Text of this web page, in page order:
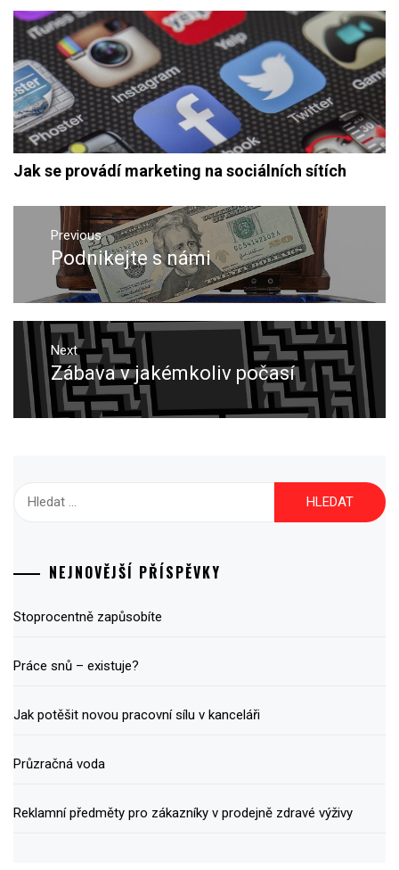
Jak se provádí marketing na sociálních sítích
Navigace
příspěvek
Previous
Previous
post:
Podnikejte s námi
Next
Next
post:
Zábava v jakémkoliv počasí
NEJNOVĚJŠÍ PŘÍSPĚVKY
Stoprocentně zapůsobíte
Práce snů – existuje?
Jak potěšit novou pracovní sílu v kanceláři
Průzračná voda
Reklamní předměty pro zákazníky v prodejně zdravé výživy